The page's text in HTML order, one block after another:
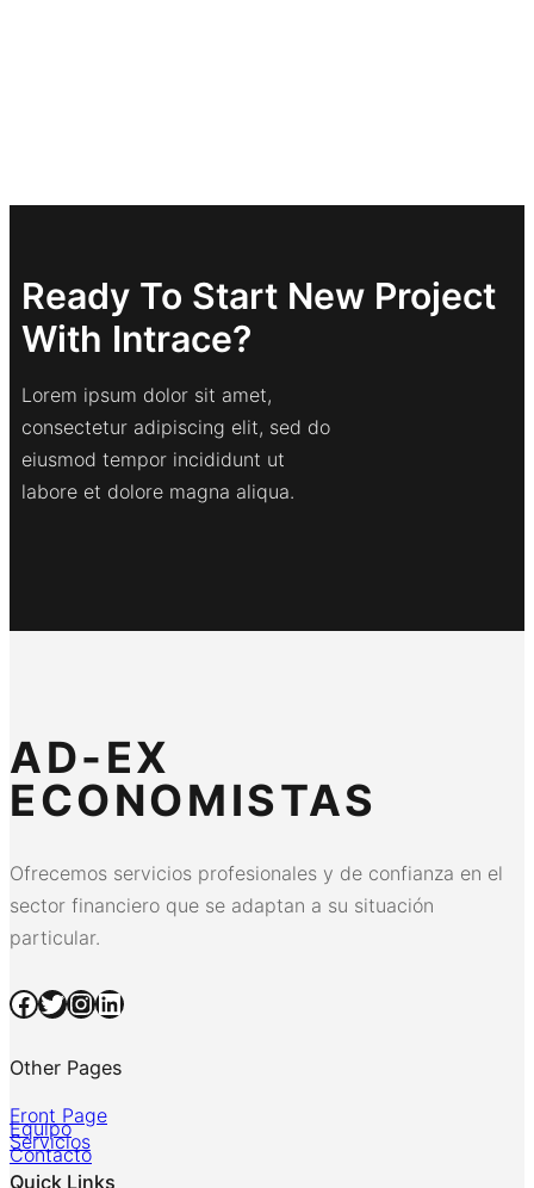
Ready To Start New Project
With Intrace?
Lorem ipsum dolor sit amet,
consectetur adipiscing elit, sed do
eiusmod tempor incididunt ut
labore et dolore magna aliqua.
AD-EX
ECONOMISTAS
Ofrecemos servicios profesionales y de confianza en el
sector financiero que se adaptan a su situación
particular.
Facebook Twitter InstagramLinkedIn
Other Pages
Front Page
Equipo
Servicios
Contacto
Quick Links